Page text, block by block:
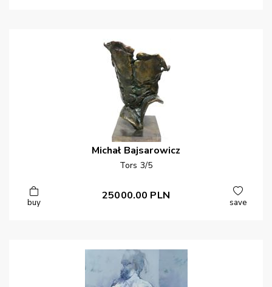
Michał Bajsarowicz
Tors 3/5
buy
25000.00 PLN
save